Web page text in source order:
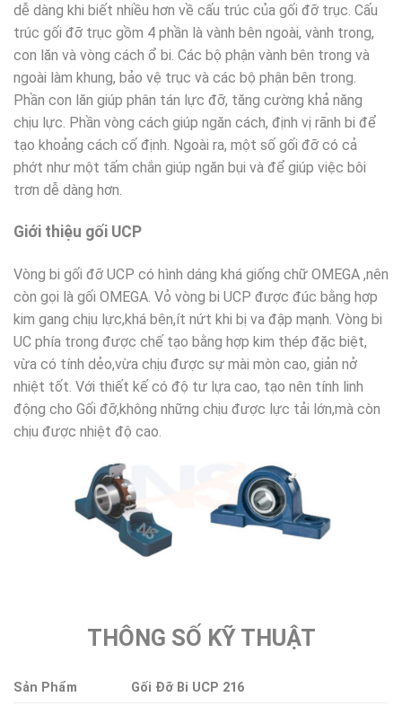
dễ dàng khi biết nhiều hơn về cấu trúc của gối đỡ trục. Cấu
trúc gối đỡ trục gồm 4 phần là vành bên ngoài, vành trong,
con lăn và vòng cách ổ bi. Các bộ phận vành bên trong và
ngoài làm khung, bảo vệ trục và các bộ phận bên trong.
Phần con lăn giúp phân tán lực đỡ, tăng cường khả năng
chịu lực. Phần vòng cách giúp ngăn cách, định vị rãnh bi để
tạo khoảng cách cố định. Ngoài ra, một số gối đỡ có cả
phớt như một tấm chắn giúp ngăn bụi và để giúp việc bôi
trơn dễ dàng hơn.
Giới thiệu gối UCP
Vòng bi gối đỡ UCP có hình dáng khá giống chữ OMEGA ,nên
còn gọi là gối OMEGA. Vỏ vòng bi UCP được đúc bằng hợp
kim gang chịu lực,khá bên,ít nứt khi bị va đập mạnh. Vòng bi
UC phía trong được chế tạo bằng hợp kim thép đặc biệt,
vừa có tính dẻo,vừa chịu được sự mài mòn cao, giản nở
nhiệt tốt. Với thiết kế có độ tư lựa cao, tạo nên tính linh
động cho Gối đỡ,không những chịu được lực tải lớn,mà còn
chịu được nhiệt độ cao.
THÔNG SỐ KỸ THUẬT
Sản Phẩm Gối Đỡ Bi UCP 216